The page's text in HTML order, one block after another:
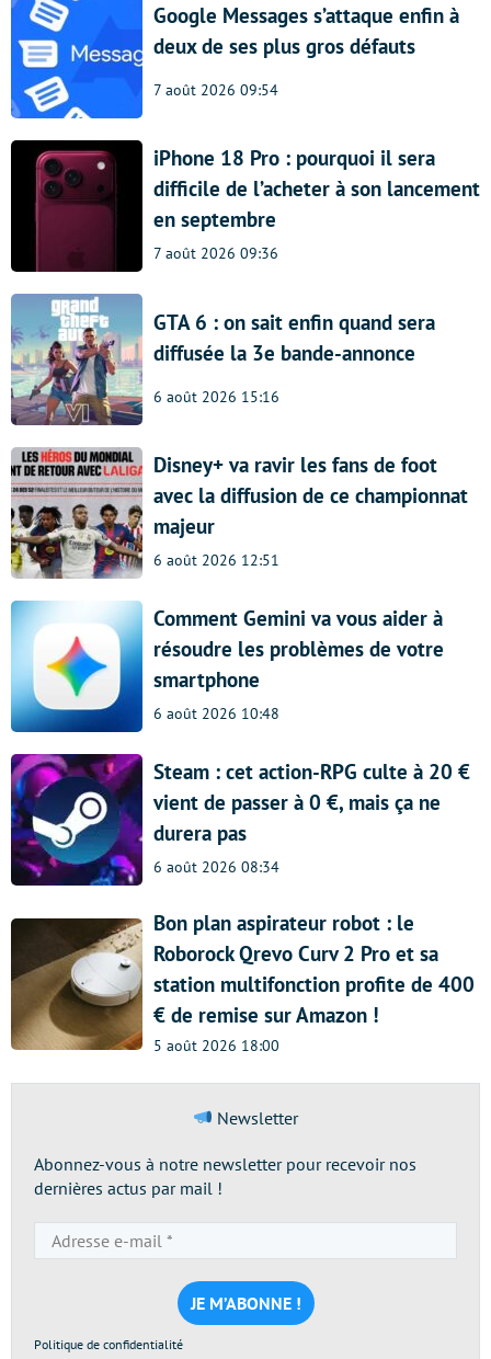
Google Messages s’attaque enfin à
deux de ses plus gros défauts
7 août 2026 09:54
iPhone 18 Pro : pourquoi il sera
difficile de l’acheter à son lancement
en septembre
7 août 2026 09:36
GTA 6 : on sait enfin quand sera
diffusée la 3e bande-annonce
6 août 2026 15:16
Disney+ va ravir les fans de foot
avec la diffusion de ce championnat
majeur
6 août 2026 12:51
Comment Gemini va vous aider à
résoudre les problèmes de votre
smartphone
6 août 2026 10:48
Steam : cet action-RPG culte à 20 €
vient de passer à 0 €, mais ça ne
durera pas
6 août 2026 08:34
Bon plan aspirateur robot : le
Roborock Qrevo Curv 2 Pro et sa
station multifonction profite de 400
€ de remise sur Amazon !
5 août 2026 18:00
Newsletter
Abonnez-vous à notre newsletter pour recevoir nos
dernières actus par mail !
e-
mail
*
Politique de confidentialité